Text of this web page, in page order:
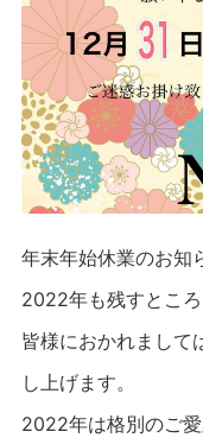
年末年始休業のお知
2022年も残すとこ
皆様におかれまして
し上げます。
2022年は格別のご